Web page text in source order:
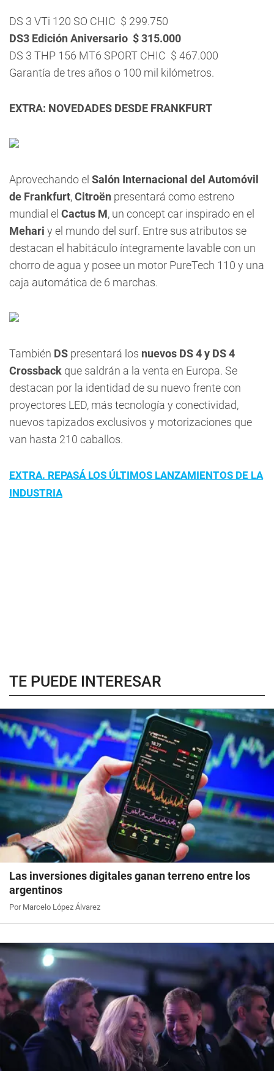
DS 3 VTi 120 SO CHIC  $ 299.750
DS3 Edición Aniversario  $ 315.000
DS 3 THP 156 MT6 SPORT CHIC  $ 467.000
Garantía de tres años o 100 mil kilómetros.
EXTRA: NOVEDADES DESDE FRANKFURT
Aprovechando el Salón Internacional del Automóvil
de Frankfurt,Citroën presentará como estreno
mundial el Cactus M, un concept car inspirado en el
Mehari y el mundo del surf. Entre sus atributos se
destacan el habitáculo íntegramente lavable con un
chorro de agua y posee un motor PureTech 110 y una
caja automática de 6 marchas.
También DS presentará los nuevos DS 4 y DS 4
Crossback que saldrán a la venta en Europa. Se
destacan por la identidad de su nuevo frente con
proyectores LED, más tecnología y conectividad,
nuevos tapizados exclusivos y motorizaciones que
van hasta 210 caballos.
EXTRA. REPASÁ LOS ÚLTIMOS LANZAMIENTOS DE LA
INDUSTRIA
TE PUEDE INTERESAR
Las inversiones digitales ganan terreno entre los
argentinos
Por Marcelo López Álvarez